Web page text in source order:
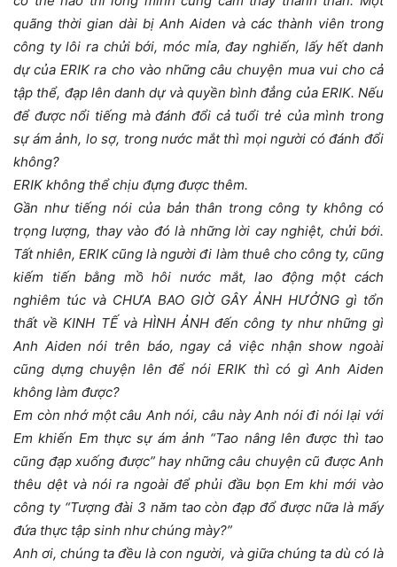
quãng thời gian dài bị Anh Aiden và các thành viên trong
công ty lôi ra chửi bới, móc mỉa, đay nghiến, lấy hết danh
dự của ERIK ra cho vào những câu chuyện mua vui cho cả
tập thể, đạp lên danh dự và quyền bình đẳng của ERIK. Nếu
để được nổi tiếng mà đánh đổi cả tuổi trẻ của mình trong
sự ám ảnh, lo sợ, trong nước mắt thì mọi người có đánh đổi
không?
ERIK không thể chịu đựng được thêm.
Gần như tiếng nói của bản thân trong công ty không có
trọng lượng, thay vào đó là những lời cay nghiệt, chửi bới.
Tất nhiên, ERIK cũng là người đi làm thuê cho công ty, cũng
kiếm tiến bằng mồ hôi nước mắt, lao động một cách
nghiêm túc và CHƯA BAO GIỜ GÂY ẢNH HƯỞNG gì tổn
thất về KINH TẾ và HÌNH ẢNH đến công ty như những gì
Anh Aiden nói trên báo, ngay cả việc nhận show ngoài
cũng dựng chuyện lên để nói ERIK thì có gì Anh Aiden
không làm được?
Em còn nhớ một câu Anh nói, câu này Anh nói đi nói lại với
Em khiến Em thực sự ám ảnh “Tao nâng lên được thì tao
cũng đạp xuống được” hay những câu chuyện cũ được Anh
thêu dệt và nói ra ngoài để phủi đầu bọn Em khi mới vào
công ty “Tượng đài 3 năm tao còn đạp đổ được nữa là mấy
đứa thực tập sinh như chúng mày?”
Anh ơi, chúng ta đều là con người, và giữa chúng ta dù có là